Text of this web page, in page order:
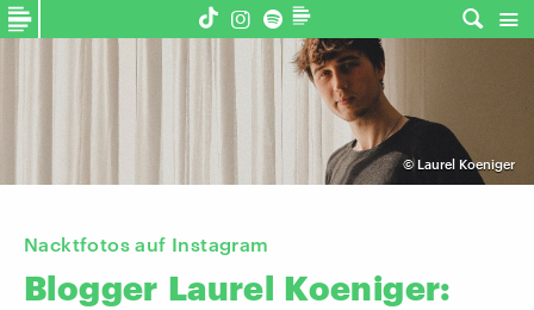
© Laurel Koeniger
Nacktfotos auf Instagram
Blogger Laurel Koeniger: